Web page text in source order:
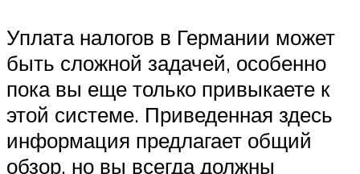
Уплата налогов в Германии может
быть сложной задачей, особенно
пока вы еще только привыкаете к
этой системе. Приведенная здесь
информация предлагает общий
обзор, но вы всегда должны